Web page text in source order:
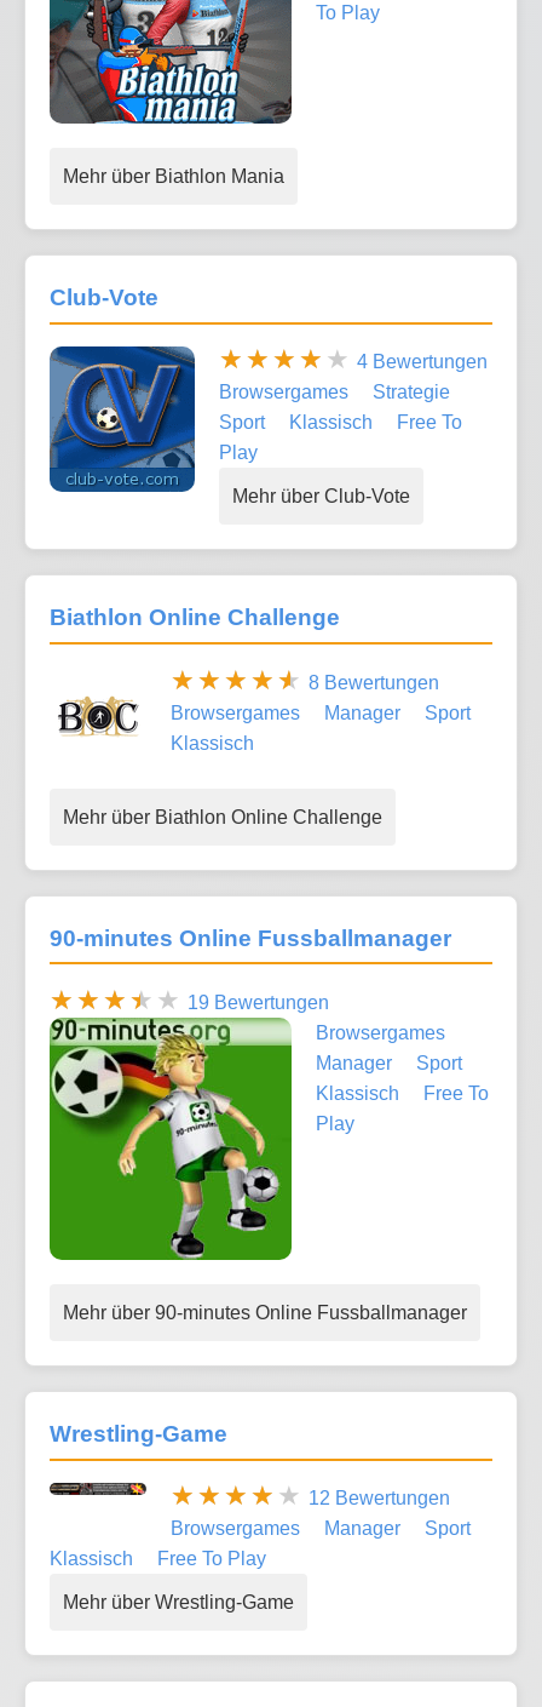
To Play
Mehr über Biathlon Mania
Club-Vote
4 Bewertungen
Browsergames
Strategie
Sport
Klassisch
Free To
Play
Mehr über Club-Vote
Biathlon Online Challenge
8 Bewertungen
Browsergames
Manager
Sport
Klassisch
Mehr über Biathlon Online Challenge
90-minutes Online Fussballmanager
19 Bewertungen
Browsergames
Manager
Sport
Klassisch
Free To
Play
Mehr über 90-minutes Online Fussballmanager
Wrestling-Game
12 Bewertungen
Browsergames
Manager
Sport
Klassisch
Free To Play
Mehr über Wrestling-Game